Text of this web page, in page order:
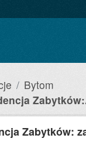
Bytom
Zabytków: